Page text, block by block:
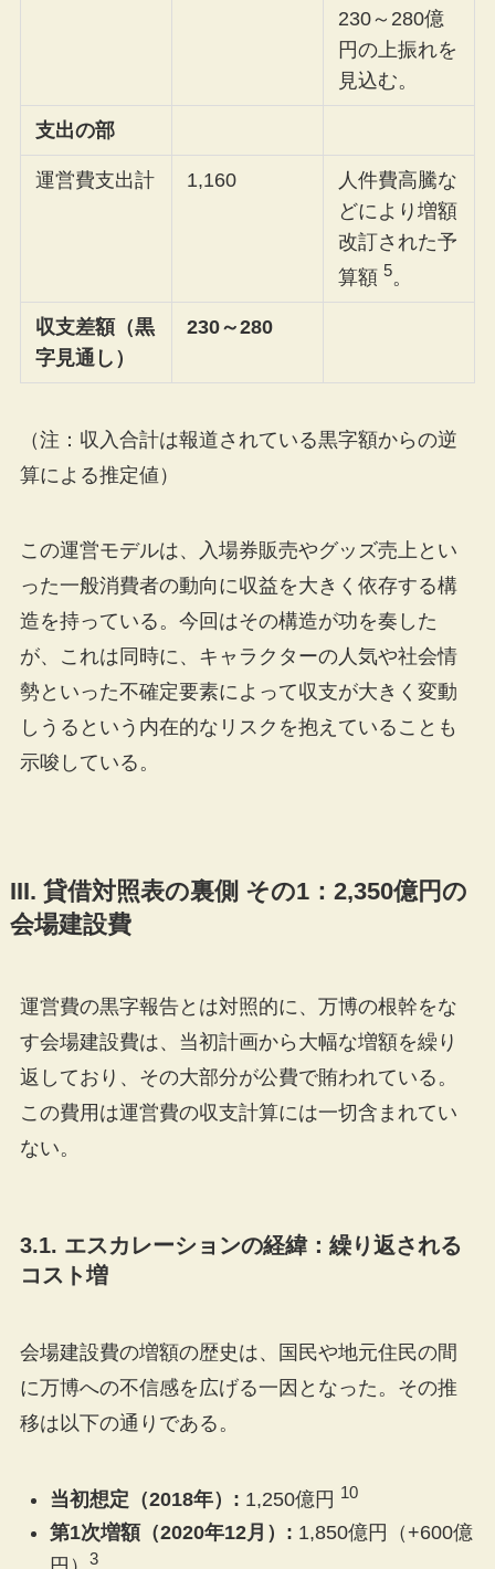
230～280億
円の上振れを
見込む。
支出の部
運営費支出計 1,160
人件費高騰な
どにより増額
改訂された予
算額5。
収支差額（黒
字見通し）
230～280
（注：収入合計は報道されている黒字額からの逆
算による推定値）
この運営モデルは、入場券販売やグッズ売上とい
った一般消費者の動向に収益を大きく依存する構
造を持っている。今回はその構造が功を奏した
が、これは同時に、キャラクターの人気や社会情
勢といった不確定要素によって収支が大きく変動
しうるという内在的なリスクを抱えていることも
示唆している。
III. 貸借対照表の裏側 その1：2,350億円の
会場建設費
運営費の黒字報告とは対照的に、万博の根幹をな
す会場建設費は、当初計画から大幅な増額を繰り
返しており、その大部分が公費で賄われている。
この費用は運営費の収支計算には一切含まれてい
ない。
3.1. エスカレーションの経緯：繰り返される
コスト増
会場建設費の増額の歴史は、国民や地元住民の間
に万博への不信感を広げる一因となった。その推
移は以下の通りである。
当初想定（2018年）: 1,250億円 10
第1次増額（2020年12月）: 1,850億円（+600億
3